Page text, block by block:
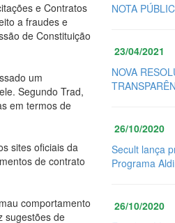
e Contratos
a fraudes e
de Constituição
um
Segundo Trad,
em termos de
sites oficiais da
de contrato
comportamento
sugestões de
NOTA
23/04/2021
NOVA
26/10/2020
Secult lança
Programa
26/10/2020